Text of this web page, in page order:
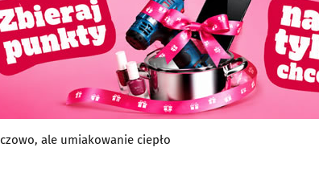
ale umiakowanie ciepło